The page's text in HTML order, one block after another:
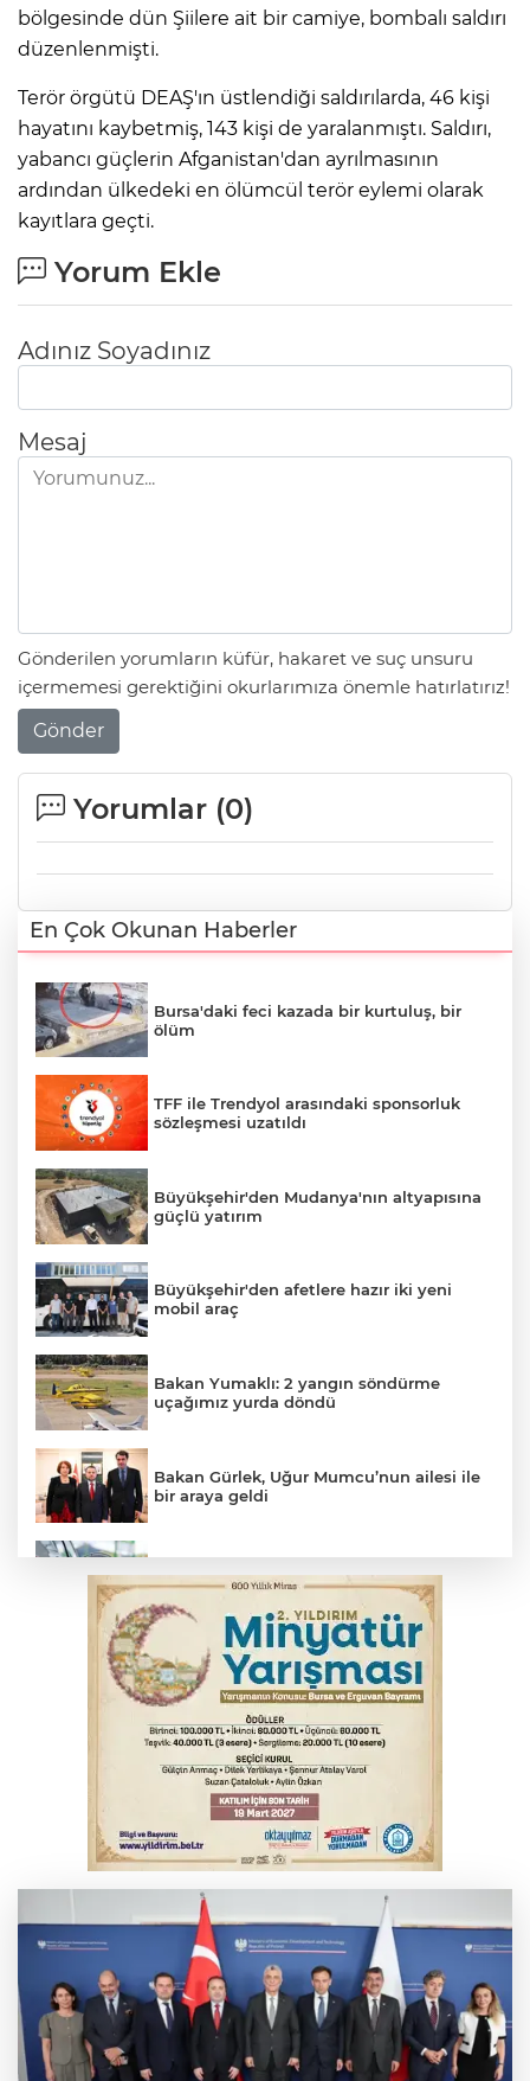
bölgesinde dün Şiilere ait bir camiye, bombalı saldırı
düzenlenmişti.
Terör örgütü DEAŞ'ın üstlendiği saldırılarda, 46 kişi
hayatını kaybetmiş, 143 kişi de yaralanmıştı. Saldırı,
yabancı güçlerin Afganistan'dan ayrılmasının
ardından ülkedeki en ölümcül terör eylemi olarak
kayıtlara geçti.
Yorum Ekle
Adınız Soyadınız
Mesaj
Gönderilen yorumların küfür, hakaret ve suç unsuru
içermemesi gerektiğini okurlarımıza önemle hatırlatırız!
Gönder
Yorumlar (0)
En Çok Okunan Haberler
Bursa'daki feci kazada bir kurtuluş, bir
ölüm
TFF ile Trendyol arasındaki sponsorluk
sözleşmesi uzatıldı
Büyükşehir'den Mudanya'nın altyapısına
güçlü yatırım
Büyükşehir'den afetlere hazır iki yeni
mobil araç
Bakan Yumaklı: 2 yangın söndürme
uçağımız yurda döndü
Bakan Gürlek, Uğur Mumcu’nun ailesi ile
bir araya geldi
yansıyacak mı?
YENİ Parti Genel Başkanı Özel'den
Çerçeve Yasa yorumu
Serbest piyasada döviz fiyatları
Serbest piyasada altın fiyatları...